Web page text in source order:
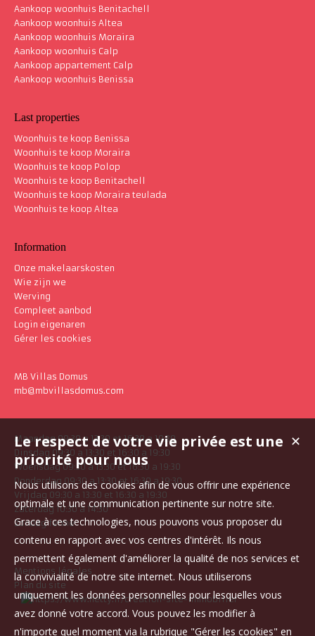
Woonhuis villa Benitachell
Aankoop woonhuis Benitachell
Aankoop woonhuis Altea
Aankoop woonhuis Moraira
Aankoop woonhuis Calp
Aankoop appartement Calp
Aankoop woonhuis Benissa
Last properties
Woonhuis te koop Benissa
Woonhuis te koop Moraira
Woonhuis te koop Polop
Woonhuis te koop Benitachell
Woonhuis te koop Moraira teulada
Woonhuis te koop Altea
Information
Onze makelaarskosten
Wie zijn we
Werving
Compleet aanbod
Login eigenaren
Gérer les cookies
MB Villas Domus
mb@mbvillasdomus.com
Maandag 09:30 a 13:30 et 16:30 a 19:30
Dinsdag 09:30 a 13:30 et 16:30 a 19:30
Woensdag 09:30 a 13:30 et 16:30 a 19:30
Donderdag 09:30 a 13:30 et 16:30 a 19:30
Vrijdag 09:30 a 13:30 et 16:30 a 19:30
Zaterdag 10:30 a 14:30
Zondag fermé
Mentions légales
Plan du site
✕
Le respect de votre vie privée est une
priorité pour nous
Nous utilisons des cookies afin de vous offrir une expérience
optimale et une communication pertinente sur notre site.
Grace à ces technologies, nous pouvons vous proposer du
contenu en rapport avec vos centres d'intérêt. Ils nous
permettent également d'améliorer la qualité de nos services et
la convivialité de notre site internet. Nous utiliserons
uniquement les données personnelles pour lesquelles vous
avez donné votre accord. Vous pouvez les modifier à
n'importe quel moment via la rubrique "Gérer les cookies" en